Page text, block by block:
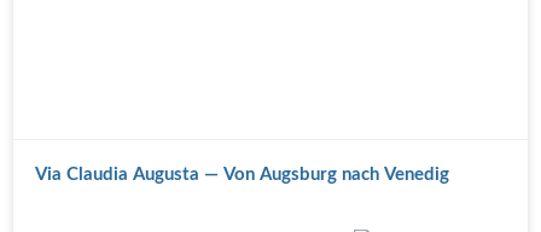
Via Clau­dia Augus­ta — Von Augs­burg nach Venedig